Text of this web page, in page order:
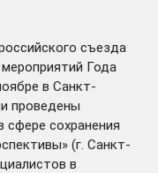
съезда
Года
в Санкт-
проведены
сфере сохранения
(г. Санкт-
в